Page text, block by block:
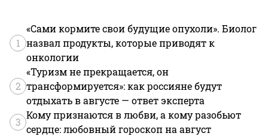
1
«Сами кормите свои будущие опухоли». Биолог
назвал продукты, которые приводят к
онкологии
2
«Туризм не прекращается, он
трансформируется»: как россияне будут
отдыхать в августе — ответ эксперта
3
Кому признаются в любви, а кому разобьют
сердце: любовный гороскоп на август